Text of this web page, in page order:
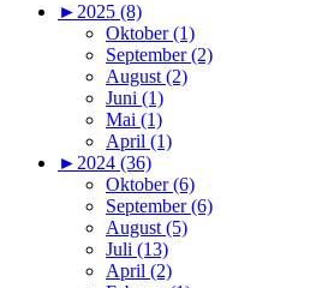
► 2025 (8)
Oktober (1)
September (2)
August (2)
Juni (1)
Mai (1)
April (1)
► 2024 (36)
Oktober (6)
September (6)
August (5)
Juli (13)
April (2)